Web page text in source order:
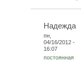
Надежда
пн,
04/16/2012 -
16:07
постоянная